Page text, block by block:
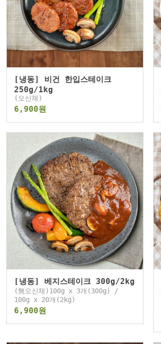
[냉동] 비건 한입스테이크
250g/1kg
(오신채)
6,900원
[냉동] 베지스테이크 300g/2kg
(無오신채)100g x 3개(300g) /
100g x 20개(2kg)
6,900원